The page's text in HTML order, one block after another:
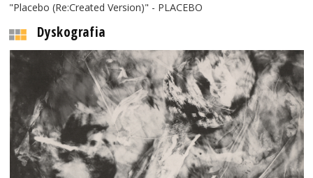
"Placebo (Re:Created Version)" - PLACEBO
Dyskografia